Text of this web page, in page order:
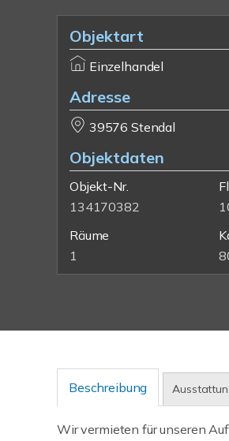
Objektart
Einzelhandel
Adresse
39576 Stendal
Objektdaten
Objekt-Nr.
134170382
Räume
1
Beschreibung
Wir vermieten für unseren